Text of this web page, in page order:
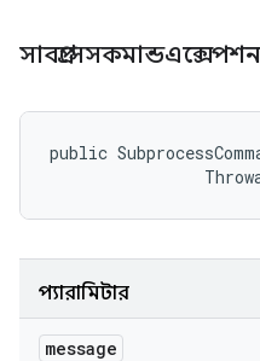
সাবপ্রসেসকমান্ডএক্সেপশন
public
প্যারামিটার
message